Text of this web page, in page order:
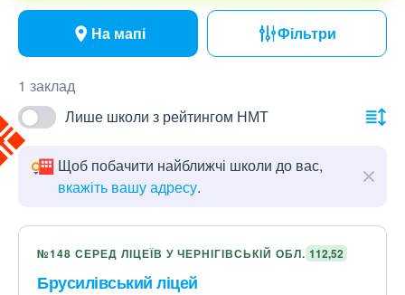
На мапі Фільтри
1 заклад
Лише школи з рейтингом НМТ
Щоб побачити найближчі школи до вас,
вкажіть вашу адресу.
№148 СЕРЕД ЛІЦЕЇВ У ЧЕРНІГІВСЬКІЙ ОБЛ. 112,52
Брусилівський ліцей